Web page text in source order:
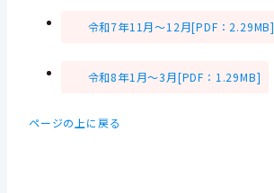
令和7年11月～12月[PDF：2.29MB]
令和8年1月～3月[PDF：1.29MB]
ページの上に戻る